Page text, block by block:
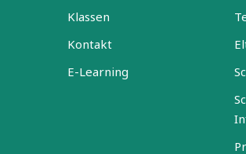
Klassen
Kontakt
E-Learning